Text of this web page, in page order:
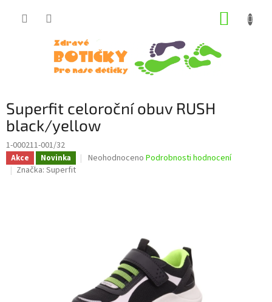
Superfit celoroční obuv RUSH
black/yellow
1-000211-001/32
Akce Novinka
Průměrné
Neohodnoceno Podrobnosti hodnocení
Značka: Superfit